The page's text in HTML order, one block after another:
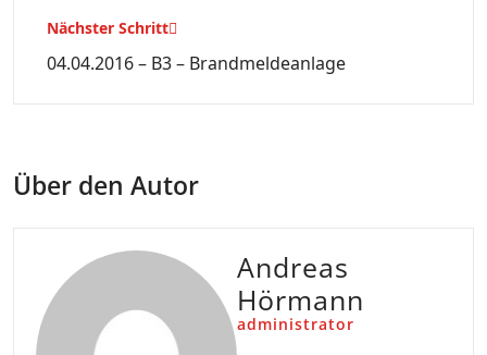
Nächster Schritt
04.04.2016 – B3 – Brandmeldeanlage
Über den Autor
Andreas
Hörmann
administrator